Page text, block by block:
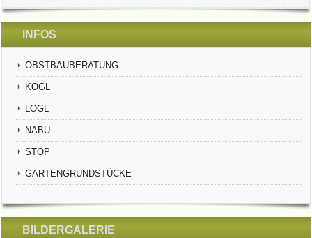
INFOS
OBSTBAUBERATUNG
KOGL
LOGL
NABU
STOP
GARTENGRUNDSTÜCKE
BILDERGALERIE